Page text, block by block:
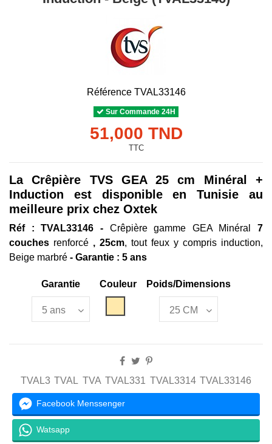
Référence TVAL33146
Sur Commande 24H
51,000 TND
TTC
La Crêpière TVS GEA 25 cm Minéral +
Induction est disponible en Tunisie au
meilleure prix chez Oxtek
Réf : TVAL33146 - Crêpière gamme GEA Minéral 7
couches renforcé , 25cm, tout feux y compris induction,
Beige marbré - Garantie : 5 ans
Garantie Couleur Poids/Dimensions
TVAL3 TVAL TVA TVAL331 TVAL3314 TVAL33146
Facebook Menssenger
Watsapp